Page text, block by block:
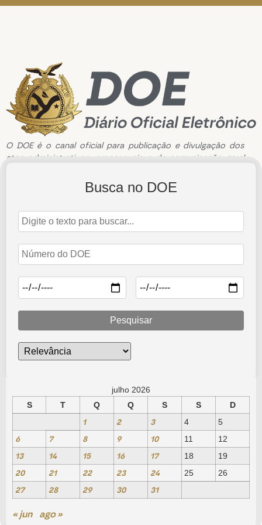
O DOE é o canal oficial para publicação e divulgação dos
atos administrativos, processuais e de comunicação geral
Edição de n°3815 de 02 de Julho de 2026
2 de julho de 2026
Abrir Edição
Busca no DOE
Pesquisar
julho 2026
S
T Q Q S S D
1 2 3 4 5
6 7 8 9 10 11 12
13 14 15 16 17 18 19
20 21 22 23 24 25 26
27 28 29 30 31
« jun ago »